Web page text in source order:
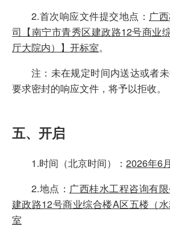
2.首次响应文件提交地点： 广
司【南宁市青秀区建政路12号商业
厅大院内）】开标室。
注：未在规定时间内送达或者
要求密封的响应文件，将予以拒收。
五、开启
1.时间（北京时间）： 2026年6月
2.地点： 广西桂水工程咨询有
建政路12号商业综合楼A区五楼（
室